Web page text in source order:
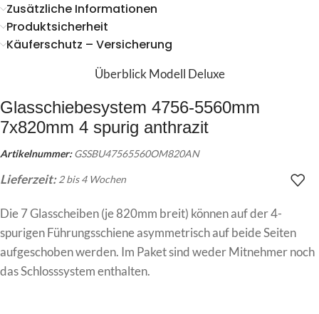
Zusätzliche Informationen
Produktsicherheit
Käuferschutz – Versicherung
Überblick Modell Deluxe
Glasschiebesystem 4756-5560mm
7x820mm 4 spurig anthrazit
Artikelnummer:GSSBU47565560OM820AN
Lieferzeit: 2 bis 4 Wochen
Die 7 Glasscheiben (je 820mm breit) können auf der 4-
spurigen Führungsschiene asymmetrisch auf beide Seiten
aufgeschoben werden. Im Paket sind weder Mitnehmer noch
das Schlosssystem enthalten.